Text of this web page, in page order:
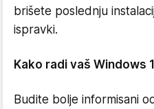
brišete poslednju
ispravki.
Kako radi vaš Windows
Budite bolje informisani